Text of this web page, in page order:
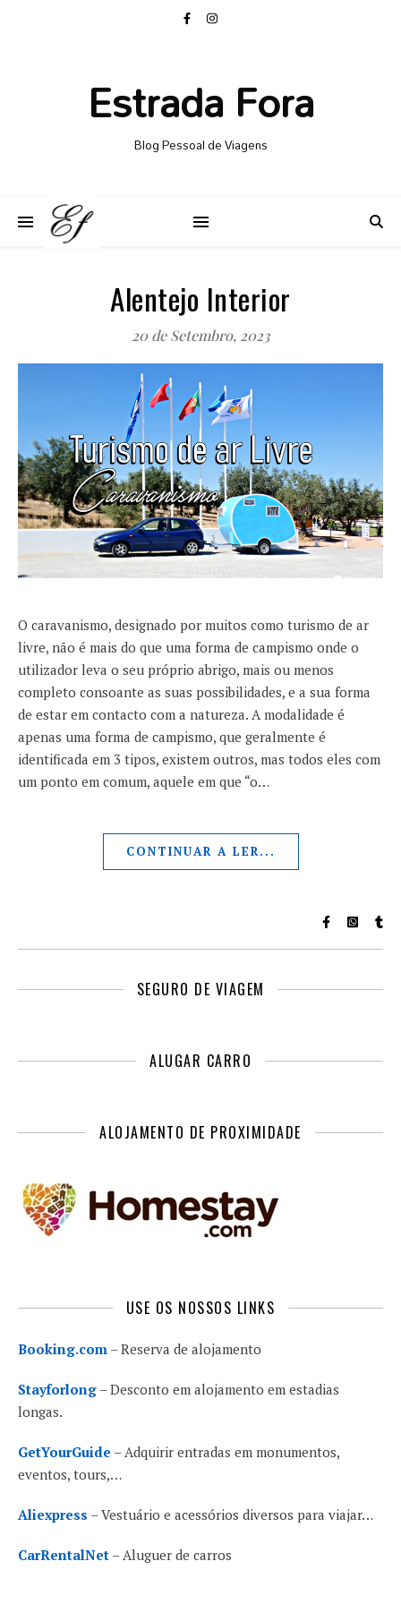
Estrada Fora
Blog Pessoal de Viagens
Alentejo Interior
20 de Setembro, 2023
O caravanismo, designado por muitos como turismo de ar
livre, não é mais do que uma forma de campismo onde o
utilizador leva o seu próprio abrigo, mais ou menos
completo consoante as suas possibilidades, e a sua forma
de estar em contacto com a natureza. A modalidade é
apenas uma forma de campismo, que geralmente é
identificada em 3 tipos, existem outros, mas todos eles com
um ponto em comum, aquele em que “o…
CONTINUAR A LER...
SEGURO DE VIAGEM
ALUGAR CARRO
ALOJAMENTO DE PROXIMIDADE
USE OS NOSSOS LINKS
Booking.com – Reserva de alojamento
Stayforlong – Desconto em alojamento em estadias
longas.
GetYourGuide – Adquirir entradas em monumentos,
eventos, tours,…
Aliexpress – Vestuário e acessórios diversos para viajar…
CarRentalNet – Aluguer de carros